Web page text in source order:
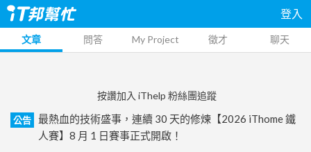
登入
文章 問答 My Project 徵才 聊天
按讚加入 iThelp 粉絲團追蹤
公告
最熱血的技術盛事，連續 30 天的修煉【2026 iThome 鐵
人賽】8 月 1 日賽事正式開啟！